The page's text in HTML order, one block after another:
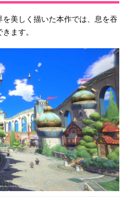
美しく描いた本作では、息を吞
ます。